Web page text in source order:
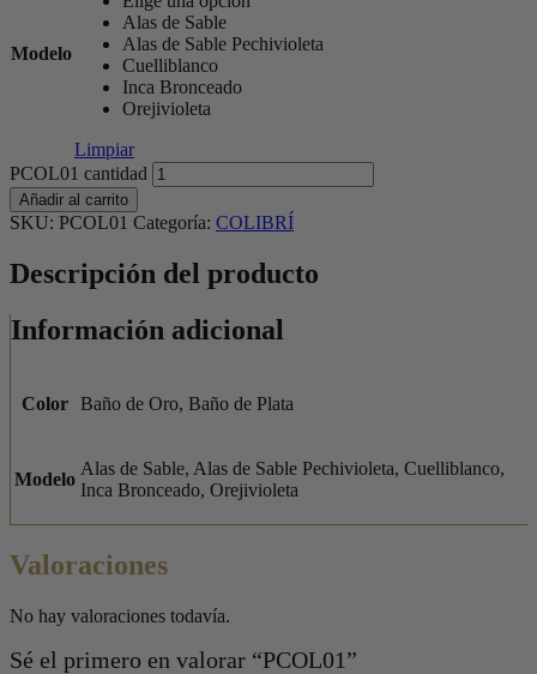
Modelo
Alas de Sable
Alas de Sable Pechivioleta
Cuelliblanco
Inca Bronceado
Orejivioleta
Limpiar
PCOL01 cantidad
Añadir al carrito
SKU: PCOL01 Categoría: COLIBRÍ
Descripción del producto
Información adicional
Color Baño de Oro, Baño de Plata
Modelo
Alas de Sable, Alas de Sable Pechivioleta, Cuelliblanco,
Inca Bronceado, Orejivioleta
Valoraciones
No hay valoraciones todavía.
Sé el primero en valorar “PCOL01”